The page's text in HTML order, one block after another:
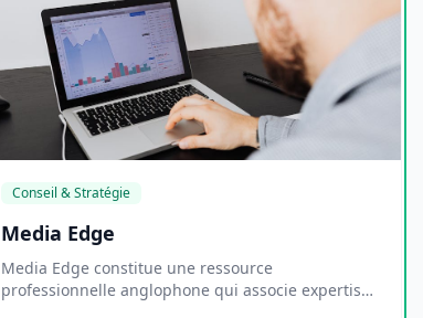
Conseil & Stratégie
Media Edge
Media Edge constitue une ressource
professionnelle anglophone qui associe expertise